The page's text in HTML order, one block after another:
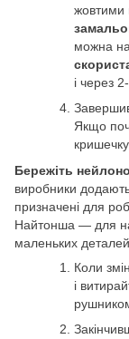
жовтими
можна
і через
Якщо
Бережіть
виробники
призначені для
Найтонша — для
маленьких
Коли
і